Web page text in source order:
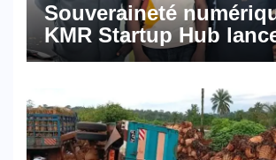
Souveraineté
KMR Startup Hub
Pyramid Browser et
numériques made in
Cameroon